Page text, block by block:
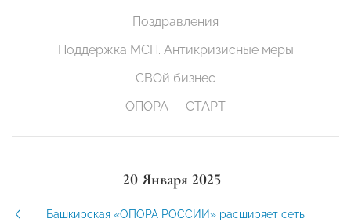
Поздравления
Поддержка МСП. Антикризисные меры
СВОй бизнес
ОПОРА — СТАРТ
20 Января 2025
Башкирская «ОПОРА РОССИИ» расширяет сеть